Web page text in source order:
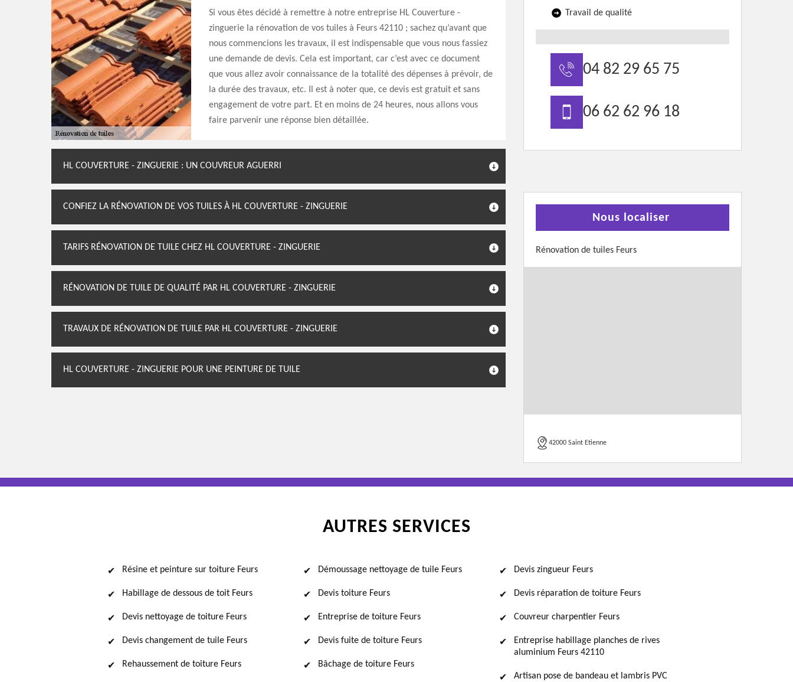
Si vous êtes décidé à remettre à notre entreprise HL Couverture -
zinguerie la rénovation de vos tuiles à Feurs 42110 ; sachez qu’avant que
nous commencions les travaux, il est indispensable que vous nous fassiez
une demande de devis. Cela est important, car c’est avec ce document
que vous allez avoir connaissance de la totalité des dépenses à prévoir, de
la durée des travaux, etc. Il est à noter que, ce devis est gratuit et sans
engagement de votre part. Et en moins de 24 heures, nous allons vous
faire parvenir une réponse bien détaillée.
HL COUVERTURE - ZINGUERIE : UN COUVREUR AGUERRI
CONFIEZ LA RÉNOVATION DE VOS TUILES À HL COUVERTURE - ZINGUERIE
TARIFS RÉNOVATION DE TUILE CHEZ HL COUVERTURE - ZINGUERIE
RÉNOVATION DE TUILE DE QUALITÉ PAR HL COUVERTURE - ZINGUERIE
TRAVAUX DE RÉNOVATION DE TUILE PAR HL COUVERTURE - ZINGUERIE
HL COUVERTURE - ZINGUERIE POUR UNE PEINTURE DE TUILE
Travail de qualité
04 82 29 65 75
06 62 62 96 18
Nous localiser
Rénovation de tuiles Feurs
42000 Saint Etienne
AUTRES SERVICES
Résine et peinture sur toiture Feurs
Habillage de dessous de toit Feurs
Devis nettoyage de toiture Feurs
Devis changement de tuile Feurs
Rehaussement de toiture Feurs
Démoussage nettoyage de tuile Feurs
Devis toiture Feurs
Entreprise de toiture Feurs
Devis fuite de toiture Feurs
Bâchage de toiture Feurs
Devis zingueur Feurs
Devis réparation de toiture Feurs
Couvreur charpentier Feurs
Entreprise habillage planches de rives
aluminium Feurs 42110
Artisan pose de bandeau et lambris PVC